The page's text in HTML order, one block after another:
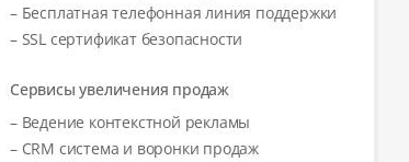
– Бесплатная телефонная линия поддержки
– SSL сертификат безопасности
Сервисы увеличения продаж
– Ведение контекстной рекламы
– CRM система и воронки продаж